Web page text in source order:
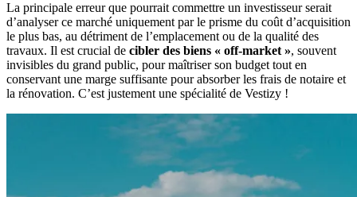
La principale erreur que pourrait commettre un investisseur serait
d’analyser ce marché uniquement par le prisme du coût d’acquisition
le plus bas, au détriment de l’emplacement ou de la qualité des
travaux. Il est crucial de cibler des biens « off-market », souvent
invisibles du grand public, pour maîtriser son budget tout en
conservant une marge suffisante pour absorber les frais de notaire et
la rénovation. C’est justement une spécialité de Vestizy !